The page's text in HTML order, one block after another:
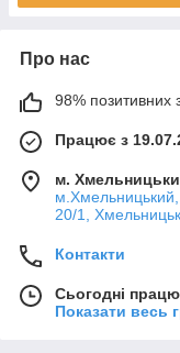
Про нас
98% позитивних з
Працює з
м.
20/1,
Контакти
Сьогодні
Показати весь